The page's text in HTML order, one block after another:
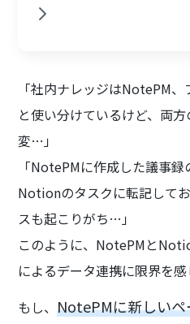
「社内ナレッジはNotePM
と使い分けているけど、両
変…」
「NotePMに作成した議事
Notionのタスクに転記して
スも起こりがち…」
このように、NotePMと
によるデータ連携に限界を
もし、NotePMに新しい